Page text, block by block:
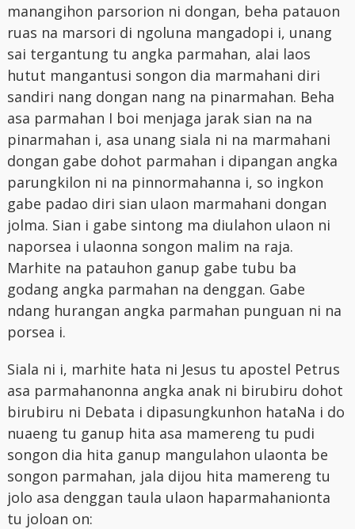
manangihon parsorion ni dongan, beha patauon
ruas na marsori di ngoluna mangadopi i, unang
sai tergantung tu angka parmahan, alai laos
hutut mangantusi songon dia marmahani diri
sandiri nang dongan nang na pinarmahan. Beha
asa parmahan I boi menjaga jarak sian na na
pinarmahan i, asa unang siala ni na marmahani
dongan gabe dohot parmahan i dipangan angka
parungkilon ni na pinnormahanna i, so ingkon
gabe padao diri sian ulaon marmahani dongan
jolma. Sian i gabe sintong ma diulahon ulaon ni
naporsea i ulaonna songon malim na raja.
Marhite na patauhon ganup gabe tubu ba
godang angka parmahan na denggan. Gabe
ndang hurangan angka parmahan punguan ni na
porsea i.
Siala ni i, marhite hata ni Jesus tu apostel Petrus
asa parmahanonna angka anak ni birubiru dohot
birubiru ni Debata i dipasungkunhon hataNa i do
nuaeng tu ganup hita asa mamereng tu pudi
songon dia hita ganup mangulahon ulaonta be
songon parmahan, jala dijou hita mamereng tu
jolo asa denggan taula ulaon haparmahanionta
tu joloan on: